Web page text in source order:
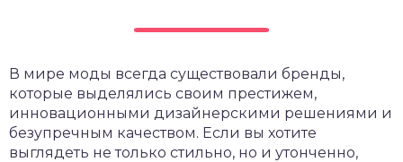
В мире моды всегда существовали бренды,
которые выделялись своим престижем,
инновационными дизайнерскими решениями и
безупречным качеством. Если вы хотите
выглядеть не только стильно, но и утонченно,